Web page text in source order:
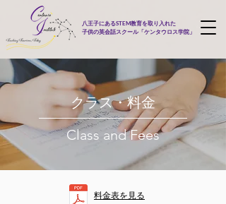
八王子にあるSTEM教育を取り入れた
子供の英会話スクール「ケンタウロス学院」
クラス・料金
Class and Fees
料金表を見る